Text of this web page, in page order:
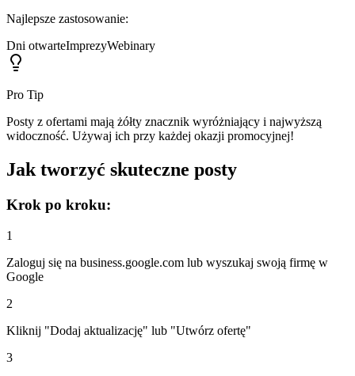
Najlepsze zastosowanie:
Dni otwarteImprezyWebinary
Pro Tip
Posty z ofertami mają żółty znacznik wyróżniający i najwyższą
widoczność. Używaj ich przy każdej okazji promocyjnej!
Jak tworzyć skuteczne posty
Krok po kroku:
1
Zaloguj się na business.google.com lub wyszukaj swoją firmę w
Google
2
Kliknij "Dodaj aktualizację" lub "Utwórz ofertę"
3